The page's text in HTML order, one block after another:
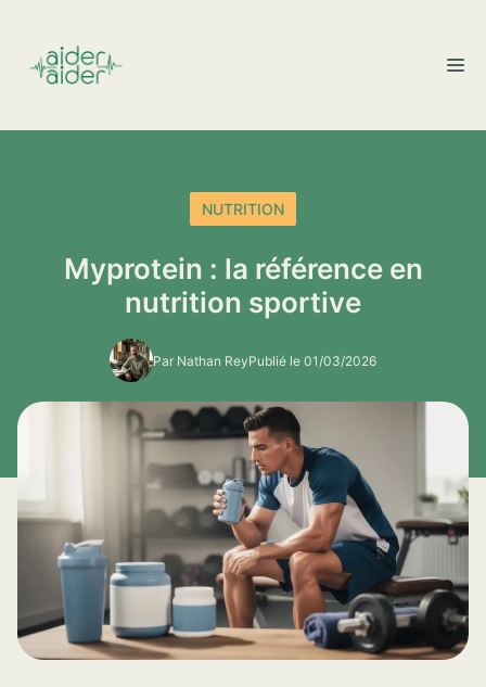
contenu
NUTRITION
Myprotein : la référence en
nutrition sportive
Par Nathan ReyPublié le 01/03/2026